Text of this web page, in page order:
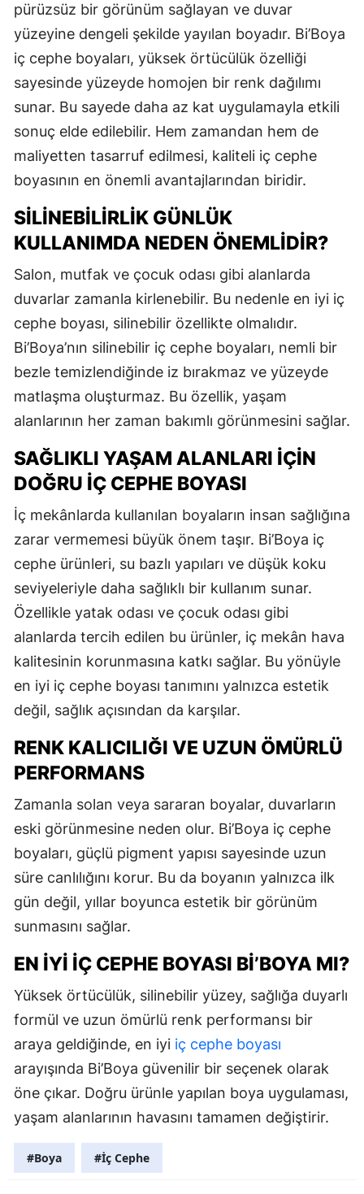
pürüzsüz bir görünüm sağlayan ve duvar
yüzeyine dengeli şekilde yayılan boyadır. Bi’Boya
iç cephe boyaları, yüksek örtücülük özelliği
sayesinde yüzeyde homojen bir renk dağılımı
sunar. Bu sayede daha az kat uygulamayla etkili
sonuç elde edilebilir. Hem zamandan hem de
maliyetten tasarruf edilmesi, kaliteli iç cephe
boyasının en önemli avantajlarından biridir.
SILINEBILIRLIK GÜNLÜK
KULLANIMDA NEDEN ÖNEMLIDIR?
Salon, mutfak ve çocuk odası gibi alanlarda
duvarlar zamanla kirlenebilir. Bu nedenle en iyi iç
cephe boyası, silinebilir özellikte olmalıdır.
Bi’Boya’nın silinebilir iç cephe boyaları, nemli bir
bezle temizlendiğinde iz bırakmaz ve yüzeyde
matlaşma oluşturmaz. Bu özellik, yaşam
alanlarının her zaman bakımlı görünmesini sağlar.
SAĞLIKLI YAŞAM ALANLARI İÇIN
DOĞRU İÇ CEPHE BOYASI
İç mekânlarda kullanılan boyaların insan sağlığına
zarar vermemesi büyük önem taşır. Bi’Boya iç
cephe ürünleri, su bazlı yapıları ve düşük koku
seviyeleriyle daha sağlıklı bir kullanım sunar.
Özellikle yatak odası ve çocuk odası gibi
alanlarda tercih edilen bu ürünler, iç mekân hava
kalitesinin korunmasına katkı sağlar. Bu yönüyle
en iyi iç cephe boyası tanımını yalnızca estetik
değil, sağlık açısından da karşılar.
RENK KALICILIĞI VE UZUN ÖMÜRLÜ
PERFORMANS
Zamanla solan veya sararan boyalar, duvarların
eski görünmesine neden olur. Bi’Boya iç cephe
boyaları, güçlü pigment yapısı sayesinde uzun
süre canlılığını korur. Bu da boyanın yalnızca ilk
gün değil, yıllar boyunca estetik bir görünüm
sunmasını sağlar.
EN İYI İÇ CEPHE BOYASI BI’BOYA MI?
Yüksek örtücülük, silinebilir yüzey, sağlığa duyarlı
formül ve uzun ömürlü renk performansı bir
araya geldiğinde, en iyi iç cephe boyası
arayışında Bi’Boya güvenilir bir seçenek olarak
öne çıkar. Doğru ürünle yapılan boya uygulaması,
yaşam alanlarının havasını tamamen değiştirir.
#Boya #İç Cephe